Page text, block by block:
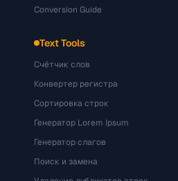
Conversion Guide
Text Tools
Счётчик слов
Конвертер регистра
Сортировка строк
Генератор Lorem Ipsum
Генератор слагов
Поиск и замена